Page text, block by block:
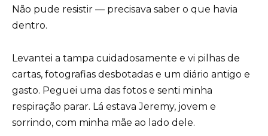
Não pude resistir — precisava saber o que havia
dentro.
Levantei a tampa cuidadosamente e vi pilhas de
cartas, fotografias desbotadas e um diário antigo e
gasto. Peguei uma das fotos e senti minha
respiração parar. Lá estava Jeremy, jovem e
sorrindo, com minha mãe ao lado dele.